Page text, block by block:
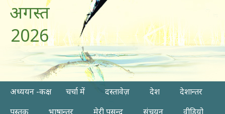
अगस्त
2026
अध्ययन -कक्ष चर्चा में दस्तावेज़ देश
देशान्तर
पुस्तक
भाषान्तर मेरी पसन्द संचयन
वीडियो